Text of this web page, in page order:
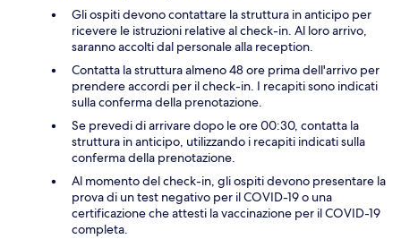
Gli ospiti devono contattare la struttura in anticipo per
ricevere le istruzioni relative al check-in. Al loro arrivo,
saranno accolti dal personale alla reception.
Contatta la struttura almeno 48 ore prima dell'arrivo per
prendere accordi per il check-in. I recapiti sono indicati
sulla conferma della prenotazione.
Se prevedi di arrivare dopo le ore 00:30, contatta la
struttura in anticipo, utilizzando i recapiti indicati sulla
conferma della prenotazione.
Al momento del check-in, gli ospiti devono presentare la
prova di un test negativo per il COVID-19 o una
certificazione che attesti la vaccinazione per il COVID-19
completa.